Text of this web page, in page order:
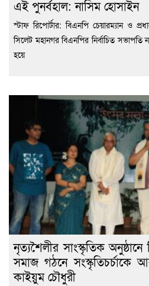
এই পুনর্বহাল: নাসিম হোসাইন
স্টাফ রিপোর্টার: বিএনপি চেয়ারম্যান ও
সিলেট মহানগর বিএনপির নির্বাচিত
হয়ে
নৃত্যশৈলীর সাংস্কৃতিক
সমাজ গঠনে সংস্কৃতিচর্চাকে
কাইয়ুম চৌধুরী